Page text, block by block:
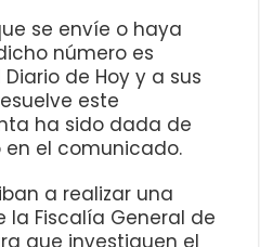
se envíe o haya
número es
de Hoy y a sus
este
ha sido dada de
en el comunicado.
a realizar una
Fiscalía General de